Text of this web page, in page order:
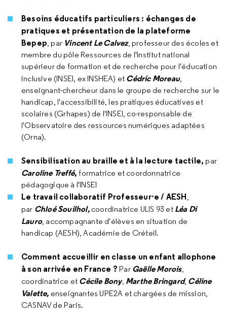
Besoins éducatifs particuliers : échanges de
pratiques et présentation de la plateforme
Bepep, par Vincent Le Calvez, professeur des écoles et
membre du pôle Ressources de l'Institut national
supérieur de formation et de recherche pour l'éducation
inclusive (INSEI, ex INSHEA) et Cédric Moreau,
enseignant-chercheur dans le groupe de recherche sur le
handicap, l'accessibilité, les pratiques éducatives et
scolaires (Grhapes) de l'INSEI, co-responsable de
l'Observatoire des ressources numériques adaptées
(Orna).
Sensibilisation au braille et à la lecture tactile, par
Caroline Treffé,formatrice et coordonnatrice
pédagogique à l'INSEI
Le travail collaboratif Professeur·e / AESH,
par Chloé Souilhol, coordinatrice ULIS 93 et Léa Di
Lauro, accompagnante d'élèves en situation de
handicap (AESH), Académie de Créteil.
Comment accueillir en classe un enfant allophone
à son arrivée en France ? Par Gaëlle Morois,
coordinatrice et Cécile Bony, Marthe Bringard, Céline
Valette, enseignantes UPE2A et chargées de mission,
CASNAV de Paris.